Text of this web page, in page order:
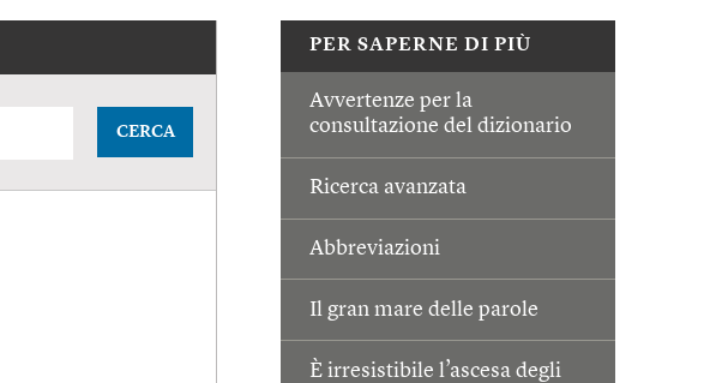
PER SAPERNE DI PIÙ
Avvertenze per la
consultazione del dizionario
Ricerca avanzata
Abbreviazioni
Il gran mare delle parole
È irresistibile l’ascesa degli
CERCA